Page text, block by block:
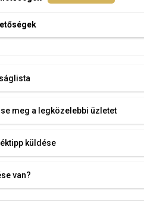
meg a legközelebbi üzletet
küldése
van?